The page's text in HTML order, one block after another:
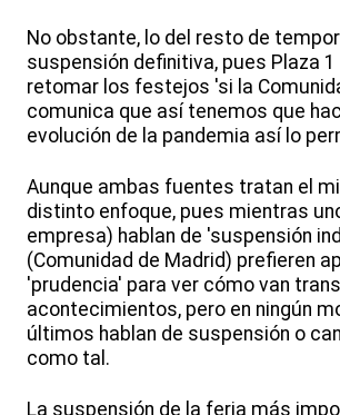
No obstante, lo del resto de
suspensión definitiva, pues Plaza
retomar los festejos 'si la
comunica que así tenemos que
evolución de la pandemia así lo
Aunque ambas fuentes tratan el
distinto enfoque, pues mientras
empresa) hablan de 'suspensión
(Comunidad de Madrid) prefieren
'prudencia' para ver cómo van
acontecimientos, pero en ningún
últimos hablan de suspensión o
como tal.
La suspensión de la feria más